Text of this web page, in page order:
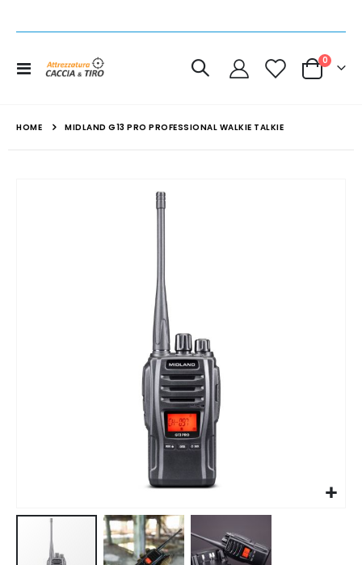
Toggle
Cart
0
HOME MIDLAND G13 PRO PROFESSIONAL WALKIE TALKIE